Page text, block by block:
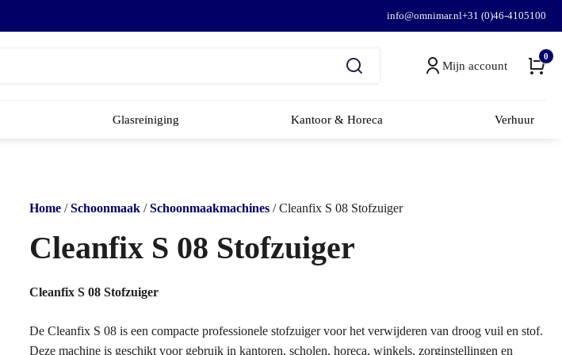
info@omnimar.nl+31 (0)46-4105100
Mijn account
0
Glasreiniging Kantoor & Horeca Verhuur
Home /Schoonmaak /Schoonmaakmachines / Cleanfix S 08 Stofzuiger
Cleanfix S 08 Stofzuiger
Cleanfix S 08 Stofzuiger
De Cleanfix S 08 is een compacte professionele stofzuiger voor het verwijderen van droog vuil en stof.
Deze machine is geschikt voor gebruik in kantoren, scholen, horeca, winkels, zorginstellingen en